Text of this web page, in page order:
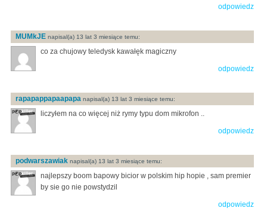
odpowiedz
MUMkJE napisal(a) 13 lat 3 miesiące temu:
co za chujowy teledysk kawałęk magiczny
odpowiedz
rapapappapaapapa napisal(a) 13 lat 3 miesiące temu:
liczyłem na co więcej niż rymy typu dom mikrofon ..
odpowiedz
podwarszawiak napisal(a) 13 lat 3 miesiące temu:
najlepszy boom bapowy bicior w polskim hip hopie , sam premier
by sie go nie powstydzil
odpowiedz